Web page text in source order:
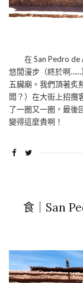
在 San Pedro
悠閒漫步（終於啊……
五臟廟。我們頂著炙
闆？）在大街上招攬
了一圈又一圈，最後
變得這麼貴啊！
食｜San